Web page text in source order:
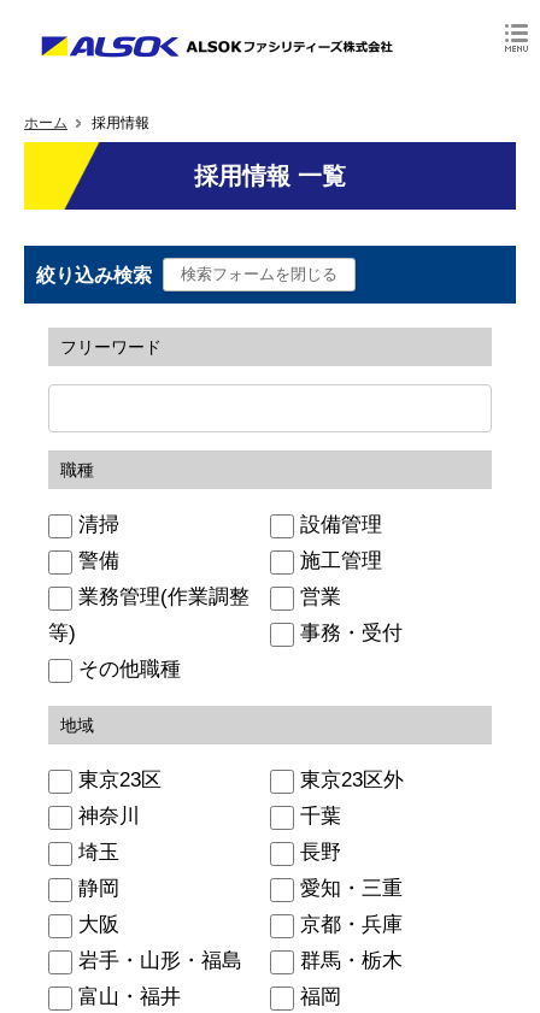
ホーム 採用情報
採用情報 一覧
絞り込み検索
フリーワード
職種
清掃
設備管理
警備
施工管理
業務管理(作業調整
等)
営業
事務・受付
その他職種
地域
東京23区
東京23区外
神奈川
千葉
埼玉
長野
静岡
愛知・三重
大阪
京都・兵庫
岩手・山形・福島
群馬・栃木
富山・福井
福岡